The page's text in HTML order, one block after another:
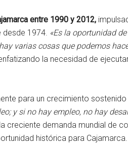
entre 1990 y 2012,
desde 1974. «Es la oportunidad
varias cosas que podemos
la necesidad de
para un crecimiento sostenido
y si no hay empleo, no hay
creciente demanda mundial de
histórica para Cajamarca.